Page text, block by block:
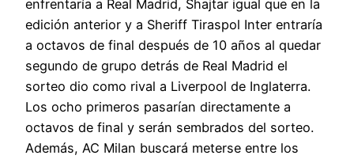
enfrentaría a Real Madrid, Shajtar igual que en la
edición anterior y a Sheriff Tiraspol Inter entraría
a octavos de final después de 10 años al quedar
segundo de grupo detrás de Real Madrid el
sorteo dio como rival a Liverpool de Inglaterra.
Los ocho primeros pasarían directamente a
octavos de final y serán sembrados del sorteo.
Además, AC Milan buscará meterse entre los